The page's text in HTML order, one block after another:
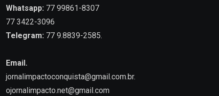
Whatsapp: 77 99861-8307
77 3422-3096
Telegram: 77 9.8839-2585.
Email.
jornalimpactoconquista@gmail.com.br.
ojornalimpacto.net@gmail.com